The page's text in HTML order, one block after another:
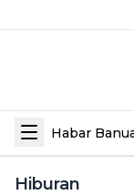
Habar
Hiburan